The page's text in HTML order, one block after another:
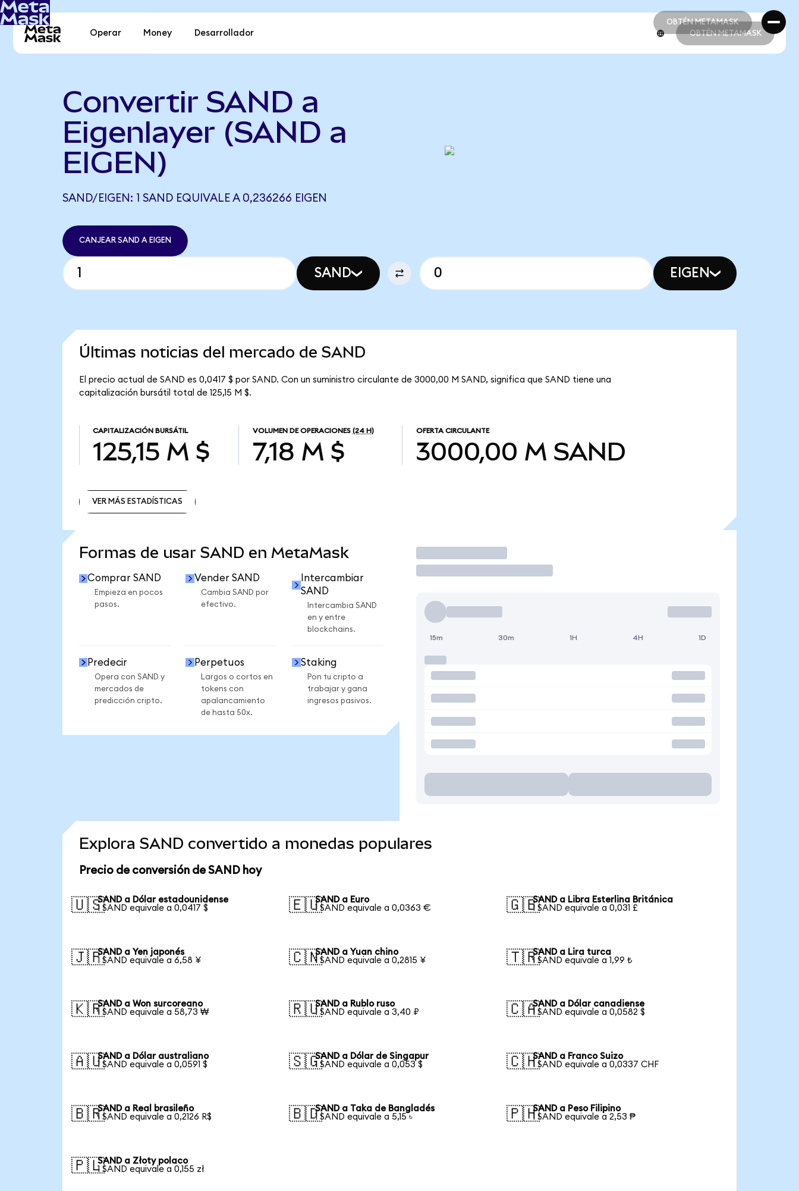
OBTÉN METAMASK
OBTÉN METAMASK
Operar Money Desarrollador OBTÉN METAMASK
Convertir SAND a
Eigenlayer (SAND a
EIGEN)
SAND/EIGEN: 1 SAND EQUIVALE A 0,236266 EIGEN
CANJEAR SAND A EIGEN
SAND EIGEN
Últimas noticias del mercado de SAND
El precio actual de SAND es 0,0417 $ por SAND. Con un suministro circulante de 3000,00 M SAND, significa que SAND tiene una
capitalización bursátil total de 125,15 M $.
CAPITALIZACIÓN BURSÁTIL
125,15 M $
VOLUMEN DE OPERACIONES (24 H)
7,18 M $
OFERTA CIRCULANTE
3000,00 M SAND
VER MÁS ESTADÍSTICAS
Formas de usar SAND en MetaMask
Comprar SAND
Empieza en pocos
pasos.
Vender SAND
Cambia SAND por
efectivo.
Intercambiar
SAND
Intercambia SAND
en y entre
blockchains.
Predecir
Opera con SAND y
mercados de
predicción cripto.
Perpetuos
Largos o cortos en
tokens con
apalancamiento
de hasta 50x.
Staking
Pon tu cripto a
trabajar y gana
ingresos pasivos.
Operar
15m 30m 1H 4H 1D
Explora SAND convertido a monedas populares
Precio de conversión de SAND hoy
🇺🇸SAND a Dólar estadounidense
1 SAND equivale a 0,0417 $
🇪🇺SAND a Euro
1 SAND equivale a 0,0363 €
🇬🇧SAND a Libra Esterlina Británica
1 SAND equivale a 0,031 £
🇯🇵SAND a Yen japonés
1 SAND equivale a 6,58 ¥
🇨🇳SAND a Yuan chino
1 SAND equivale a 0,2815 ¥
🇹🇷SAND a Lira turca
1 SAND equivale a 1,99 ₺
🇰🇷SAND a Won surcoreano
1 SAND equivale a 58,73 ₩
🇷🇺SAND a Rublo ruso
1 SAND equivale a 3,40 ₽
🇨🇦SAND a Dólar canadiense
1 SAND equivale a 0,0582 $
🇦🇺SAND a Dólar australiano
1 SAND equivale a 0,0591 $
🇸🇬SAND a Dólar de Singapur
1 SAND equivale a 0,053 $
🇨🇭SAND a Franco Suizo
1 SAND equivale a 0,0337 CHF
🇧🇷SAND a Real brasileño
1 SAND equivale a 0,2126 R$
🇧🇩SAND a Taka de Bangladés
1 SAND equivale a 5,15 ৳
🇵🇭SAND a Peso Filipino
1 SAND equivale a 2,53 ₱
🇵🇱SAND a Złoty polaco
1 SAND equivale a 0,155 zł